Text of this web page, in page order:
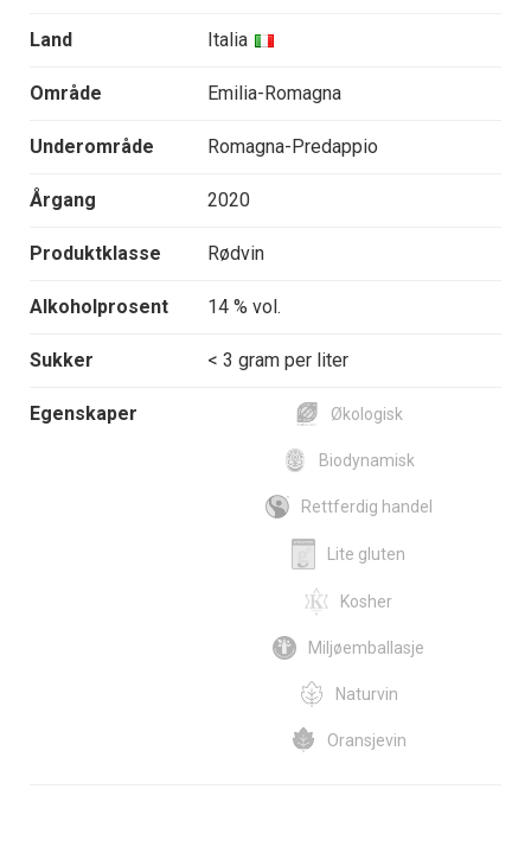
Land Italia
Område Emilia-Romagna
Underområde Romagna-Predappio
Årgang 2020
Produktklasse Rødvin
Alkoholprosent 14 % vol.
Sukker < 3 gram per liter
Egenskaper Økologisk
Biodynamisk
Rettferdig handel
Lite gluten
Kosher
Miljøemballasje
Naturvin
Oransjevin